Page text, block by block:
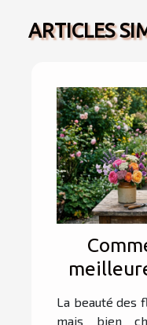
ARTICLES
La beauté des
mais bien